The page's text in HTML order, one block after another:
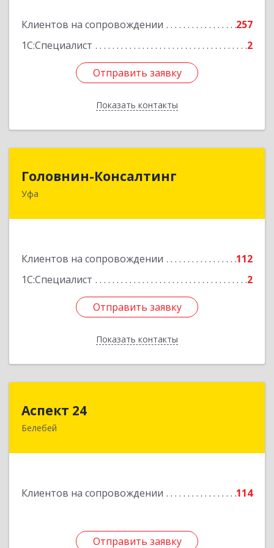
Клиентов на сопровождении
257
1С:Специалист
2
Отправить заявку
Показать контакты
Отправить заявку
Назад
Головнин-Консалтинг
Уфа
Клиентов на сопровождении
112
1С:Специалист
2
Отправить заявку
Показать контакты
450006, Башкортостан Респ, Уфа г, Ленина ул,
Отправить заявку
Назад
Аспект 24
Белебей
Клиентов на сопровождении 114
Отправить заявку
452000, Башкортостан Респ, Белебей г, им
Отправить заявку